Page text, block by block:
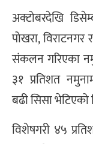
अक्टोबरदेखि
पोखरा,
संकलन गरिएका
३१ प्रतिशत
बढी सिसा भेटिएको
विशेषगरी ४५